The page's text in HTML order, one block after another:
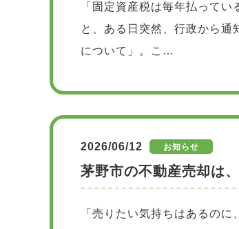
「固定資産税は毎年払って
と、ある日突然、行政から
について」。こ…
2026/06/12 お知らせ
茅野市の不動産売却は
「売りたい気持ちはあるの